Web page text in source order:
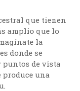
que tienen
amplio que lo
la
donde se
puntos de vista
produce una